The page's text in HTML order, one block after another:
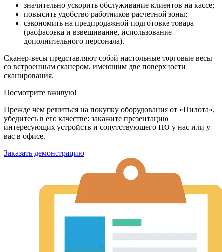
значительно ускорить обслуживание клиентов на кассе;
повысить удобство работников расчетной зоны;
сэкономить на предпродажной подготовке товара
(расфасовка и взвешивание, использование
дополнительного персонала).
Сканер-весы представляют собой настольные торговые весы
со встроенным сканером, имеющим две поверхности
сканирования.
Посмотрите вживую!
Прежде чем решиться на покупку оборудования от «Пилота»,
убедитесь в его качестве: закажите презентацию
интересующих устройств и сопутствующего ПО у нас или у
вас в офисе.
Заказать демонстрацию